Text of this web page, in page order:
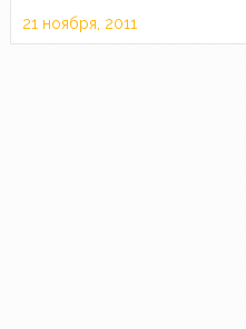
21 ноября, 2011